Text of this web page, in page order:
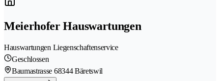
Meierhofer Hauswartungen
Hauswartungen Liegenschaftenservice
Geschlossen
Baumastrasse 68344 Bäretswil